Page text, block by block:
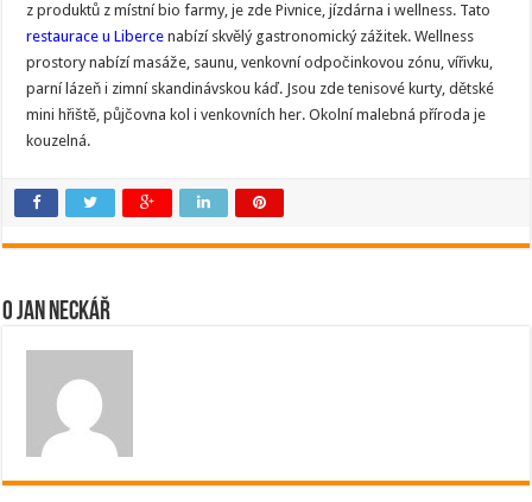
z produktů z místní bio farmy, je zde Pivnice, jízdárna i wellness. Tato
restaurace u Liberce nabízí skvělý gastronomický zážitek. Wellness
prostory nabízí masáže, saunu, venkovní odpočinkovou zónu, vířivku,
parní lázeň i zimní skandinávskou káď. Jsou zde tenisové kurty, dětské
mini hřiště, půjčovna kol i venkovních her. Okolní malebná příroda je
kouzelná.
O Jan Neckář